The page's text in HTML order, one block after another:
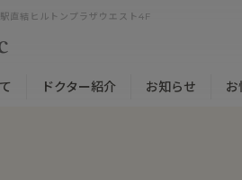
直結ヒルトンプラザウエスト4F
ドクター紹介 お知らせ お